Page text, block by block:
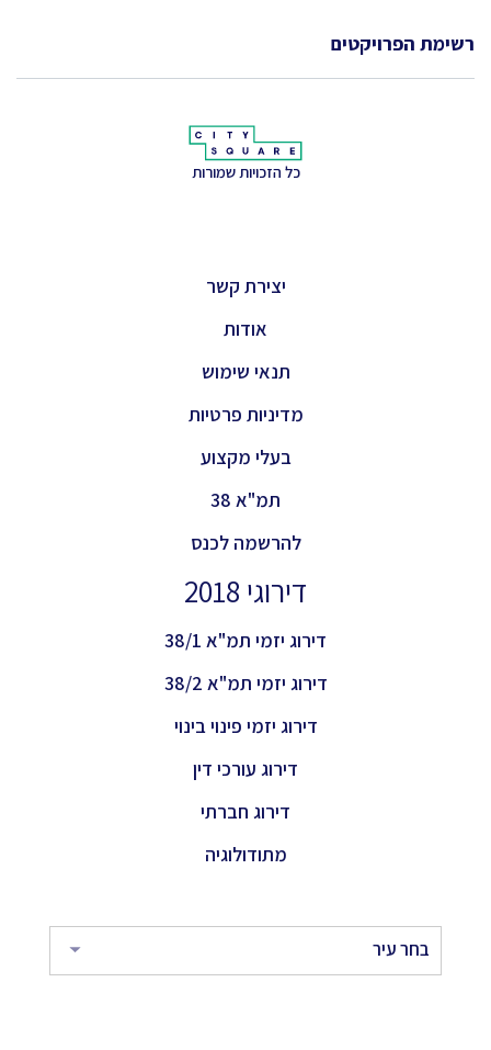
רשימת הפרויקטים
כל הזכויות שמורות
יצירת קשר
אודות
תנאי שימוש
מדיניות פרטיות
בעלי מקצוע
תמ"א 38
להרשמה לכנס
דירוגי 2018
דירוג יזמי תמ"א 38/1
דירוג יזמי תמ"א 38/2
דירוג יזמי פינוי בינוי
דירוג עורכי דין
דירוג חברתי
מתודולוגיה